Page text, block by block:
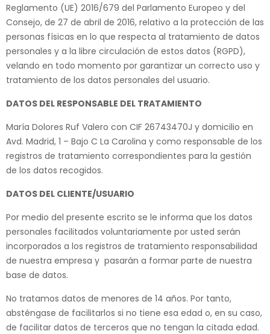
Reglamento (UE) 2016/679 del Parlamento Europeo y del
Consejo, de 27 de abril de 2016, relativo a la protección de las
personas físicas en lo que respecta al tratamiento de datos
personales y a la libre circulación de estos datos (RGPD),
velando en todo momento por garantizar un correcto uso y
tratamiento de los datos personales del usuario.
DATOS DEL RESPONSABLE DEL TRATAMIENTO
María Dolores Ruf Valero con CIF 26743470J y domicilio en
Avd. Madrid, 1 – Bajo C La Carolina y como responsable de los
registros de tratamiento correspondientes para la gestión
de los datos recogidos.
DATOS DEL CLIENTE/USUARIO
Por medio del presente escrito se le informa que los datos
personales facilitados voluntariamente por usted serán
incorporados a los registros de tratamiento responsabilidad
de nuestra empresa y pasarán a formar parte de nuestra
base de datos.
No tratamos datos de menores de 14 años. Por tanto,
absténgase de facilitarlos si no tiene esa edad o, en su caso,
de facilitar datos de terceros que no tengan la citada edad.